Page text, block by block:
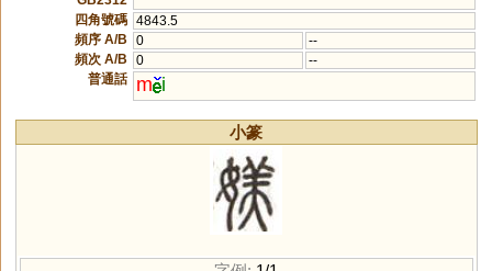
四角號碼 4843.5
頻序 A/B
0
--
頻次 A/B
0
--
普通話
m i
小篆